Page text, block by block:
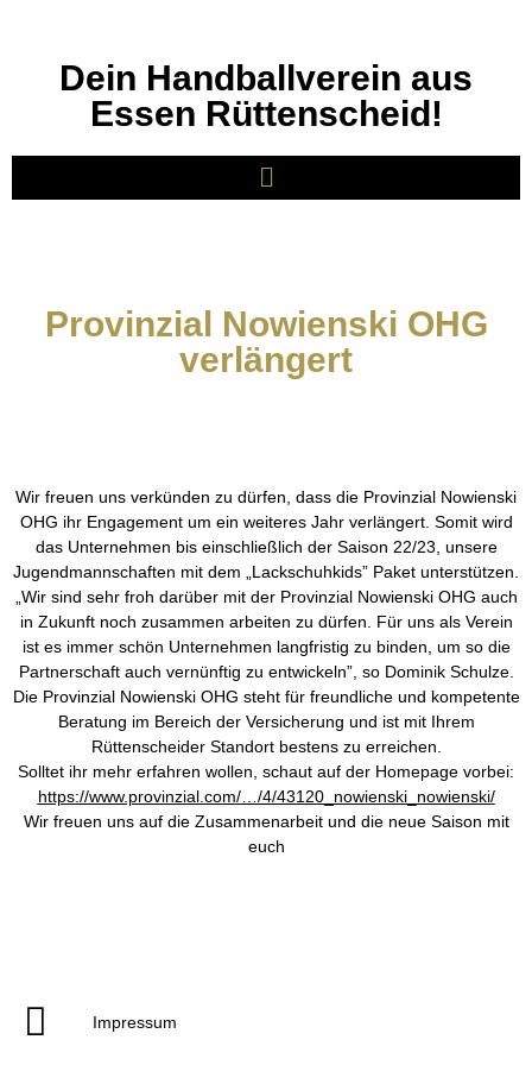
Dein Handballverein aus
Essen Rüttenscheid!
Provinzial Nowienski OHG
verlängert
Wir freuen uns verkünden zu dürfen, dass die Provinzial Nowienski
OHG ihr Engagement um ein weiteres Jahr verlängert. Somit wird
das Unternehmen bis einschließlich der Saison 22/23, unsere
Jugendmannschaften mit dem „Lackschuhkids” Paket unterstützen.
„Wir sind sehr froh darüber mit der Provinzial Nowienski OHG auch
in Zukunft noch zusammen arbeiten zu dürfen. Für uns als Verein
ist es immer schön Unternehmen langfristig zu binden, um so die
Partnerschaft auch vernünftig zu entwickeln”, so Dominik Schulze.
Die Provinzial Nowienski OHG steht für freundliche und kompetente
Beratung im Bereich der Versicherung und ist mit Ihrem
Rüttenscheider Standort bestens zu erreichen.
Solltet ihr mehr erfahren wollen, schaut auf der Homepage vorbei:
https://www.provinzial.com/…/4/43120_nowienski_nowienski/
Wir freuen uns auf die Zusammenarbeit und die neue Saison mit
euch
Impressum